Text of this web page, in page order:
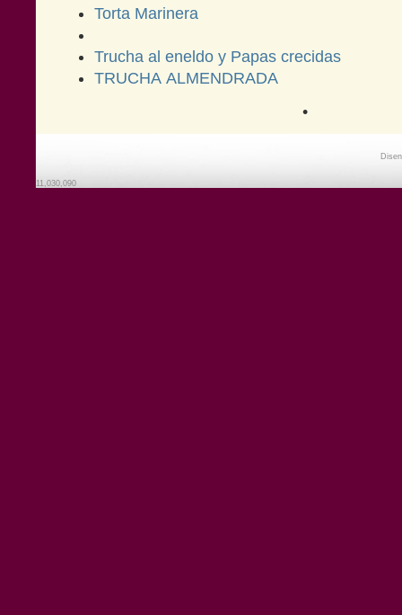
Torta Marinera
Trucha al eneldo y Papas crecidas
TRUCHA ALMENDRADA
•
11,030,090